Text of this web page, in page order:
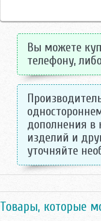
Вы можете
телефону,
дополнения
изделий и
уточняйте
Товары, которые